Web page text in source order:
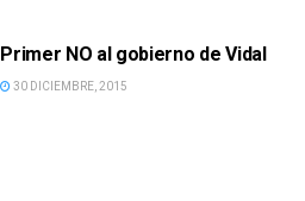
Primer NO al gobierno de Vidal
30 DICIEMBRE, 2015